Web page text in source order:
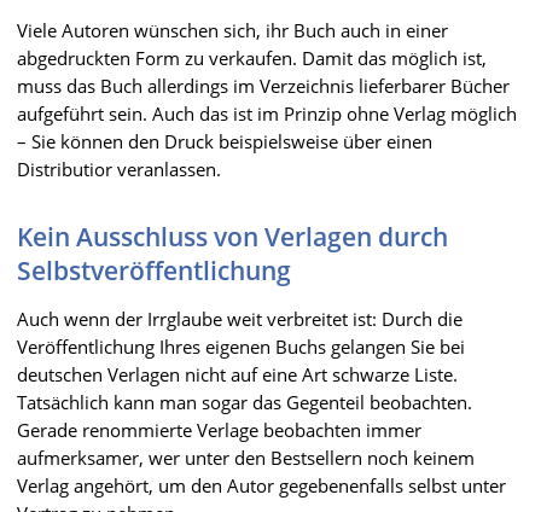
Viele Autoren wünschen sich, ihr Buch auch in einer
abgedruckten Form zu verkaufen. Damit das möglich ist,
muss das Buch allerdings im Verzeichnis lieferbarer Bücher
aufgeführt sein. Auch das ist im Prinzip ohne Verlag möglich
– Sie können den Druck beispielsweise über einen
Distributior veranlassen.
Kein Ausschluss von Verlagen durch
Selbstveröffentlichung
Auch wenn der Irrglaube weit verbreitet ist: Durch die
Veröffentlichung Ihres eigenen Buchs gelangen Sie bei
deutschen Verlagen nicht auf eine Art schwarze Liste.
Tatsächlich kann man sogar das Gegenteil beobachten.
Gerade renommierte Verlage beobachten immer
aufmerksamer, wer unter den Bestsellern noch keinem
Verlag angehört, um den Autor gegebenenfalls selbst unter